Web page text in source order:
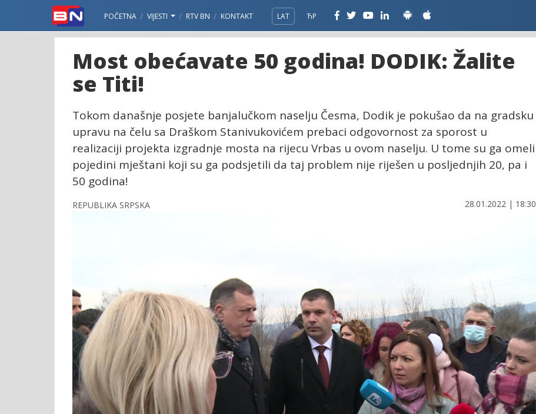
POČETNA VIJESTI RTV BN KONTAKT LAT ЋР
Most obećavate 50 godina! DODIK: Žalite
se Titi!
Tokom današnje posjete banjalučkom naselju Česma, Dodik je pokušao da na gradsku
upravu na čelu sa Draškom Stanivukovićem prebaci odgovornost za sporost u
realizaciji projekta izgradnje mosta na rijecu Vrbas u ovom naselju. U tome su ga omeli
pojedini mještani koji su ga podsjetili da taj problem nije riješen u posljednjih 20, pa i
50 godina!
REPUBLIKA SRPSKA 28.01.2022 | 18:30